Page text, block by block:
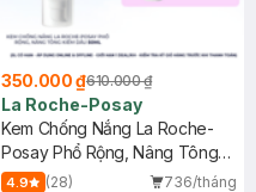
350.000 ₫610.000 ₫
La Roche-Posay
Kem Chống Nắng La Roche-
Posay Phổ Rộng, Nâng Tông
Kiềm Dầu 50ml
4.9 (28)
736/tháng